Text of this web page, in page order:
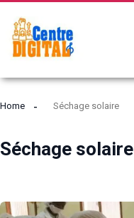
Home Séchage solaire
Séchage solaire